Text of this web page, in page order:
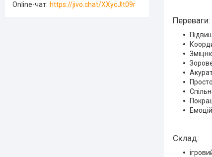
Переваги:
Склад:
Online-чат https://jivo.chat/XXycJlt09r